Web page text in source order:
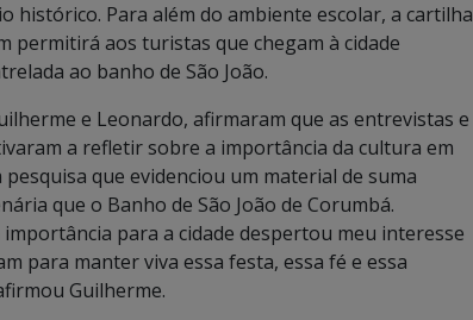
histórico. Para além do ambiente escolar, a cartilha
aos turistas que chegam à cidade
ao banho de São João.
e Leonardo, afirmaram que as entrevistas e
a refletir sobre a importância da cultura em
que evidenciou um material de suma
que o Banho de São João de Corumbá.
para a cidade despertou meu interesse
para manter viva essa festa, essa fé e essa
Guilherme.